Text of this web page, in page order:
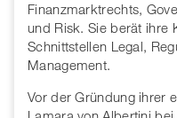
Finanzmarktrechts,
und Risk. Sie berät ihre
Schnittstellen Legal,
Management.
Vor der Gründung ihrer